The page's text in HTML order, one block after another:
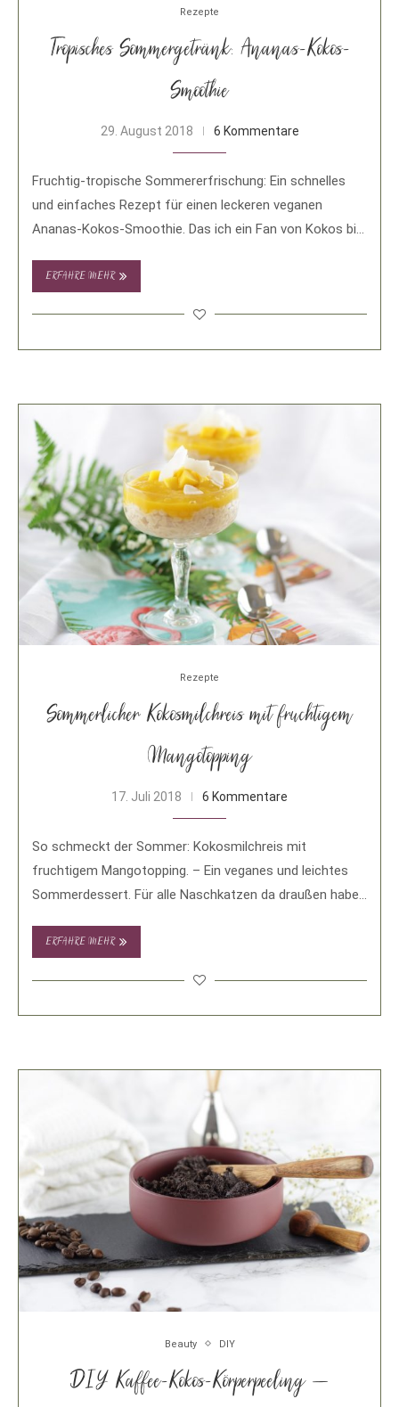
Rezepte
Tropisches Sommergetränk: Ananas-Kokos-
Smoothie
29. August 2018 6 Kommentare
Fruchtig-tropische Sommererfrischung: Ein schnelles
und einfaches Rezept für einen leckeren veganen
Ananas-Kokos-Smoothie. Das ich ein Fan von Kokos bin,
ERFAHRE MEHR
Rezepte
Sommerlicher Kokosmilchreis mit fruchtigem
Mangotopping
17. Juli 2018 6 Kommentare
So schmeckt der Sommer: Kokosmilchreis mit
fruchtigem Mangotopping. – Ein veganes und leichtes
Sommerdessert. Für alle Naschkatzen da draußen habe
ERFAHRE MEHR
Beauty DIY
DIY Kaffee-Kokos-Körperpeeling –